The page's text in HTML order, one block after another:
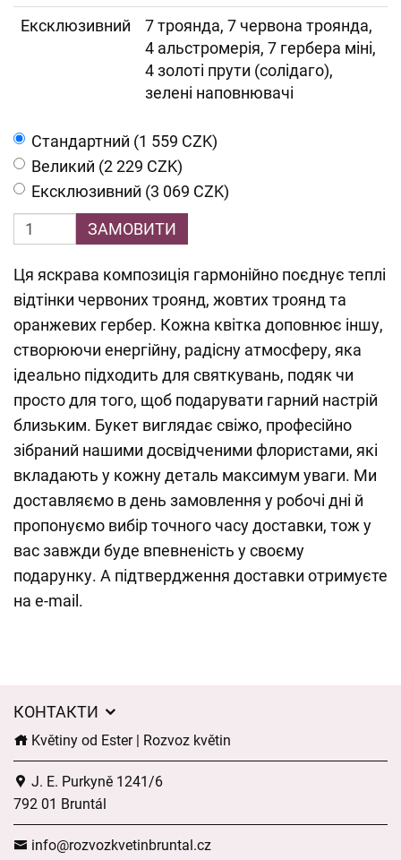
Ексклюзивний
7 троянда, 7 червона троянда,
4 альстромерія, 7 гербера міні,
4 золоті прути (солідаго),
зелені наповнювачі
Cтандартний (1 559 CZK)
Великий (2 229 CZK)
Ексклюзивний (3 069 CZK)
ЗАМОВИТИ
Ця яскрава композиція гармонійно поєднує теплі
відтінки червоних троянд, жовтих троянд та
оранжевих гербер. Кожна квітка доповнює іншу,
створюючи енергійну, радісну атмосферу, яка
ідеально підходить для святкувань, подяк чи
просто для того, щоб подарувати гарний настрій
близьким. Букет виглядає свіжо, професійно
зібраний нашими досвідченими флористами, які
вкладають у кожну деталь максимум уваги. Ми
доставляємо в день замовлення у робочі дні й
пропонуємо вибір точного часу доставки, тож у
вас завжди буде впевненість у своєму
подарунку. А підтвердження доставки отримуєте
на e-mail.
КОНТАКТИ
Květiny od Ester | Rozvoz květin
J. E. Purkyně 1241/6
792 01 Bruntál
info@rozvozkvetinbruntal.cz